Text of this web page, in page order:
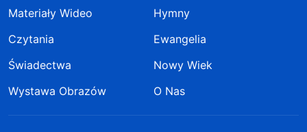
Materiały Wideo
Hymny
Czytania
Ewangelia
Świadectwa
Nowy Wiek
Wystawa Obrazów
O Nas